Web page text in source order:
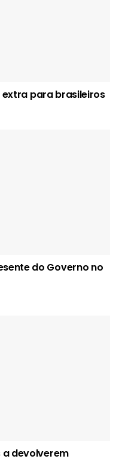
extra para brasileiros
do Governo no
a devolverem